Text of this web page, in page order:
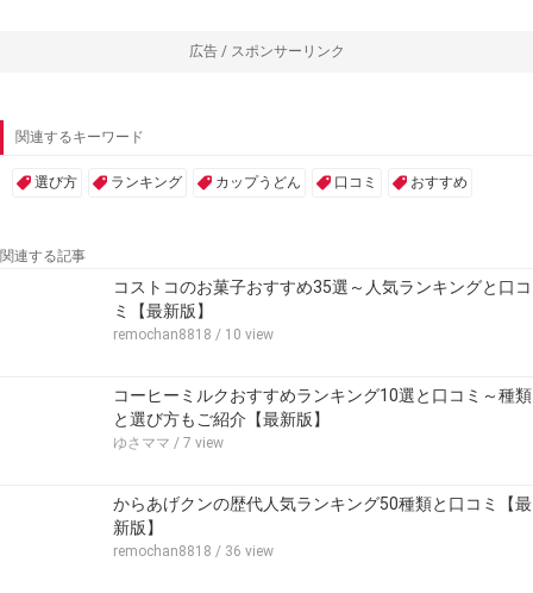
広告 / スポンサーリンク
関連するキーワード
選び方 ランキング カップうどん 口コミ おすすめ
関連する記事
コストコのお菓子おすすめ35選～人気ランキングと口コ
ミ【最新版】
remochan8818 / 10 view
コーヒーミルクおすすめランキング10選と口コミ～種類
と選び方もご紹介【最新版】
ゆさママ / 7 view
からあげクンの歴代人気ランキング50種類と口コミ【最
新版】
remochan8818 / 36 view